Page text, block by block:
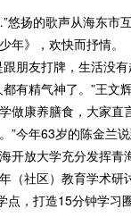
的歌声从海东市互
年》，欢快而抒情。
友打牌，生活没有
有精气神了。”王文
康养膳食，大家直
今年63岁的陈金兰
放大学充分发挥青
（社区）教育学术
，打造15分钟学